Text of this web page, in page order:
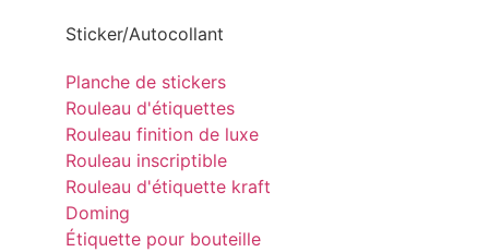
Sticker/Autocollant
Planche de stickers
Rouleau d'étiquettes
Rouleau finition de luxe
Rouleau inscriptible
Rouleau d'étiquette kraft
Doming
Étiquette pour bouteille